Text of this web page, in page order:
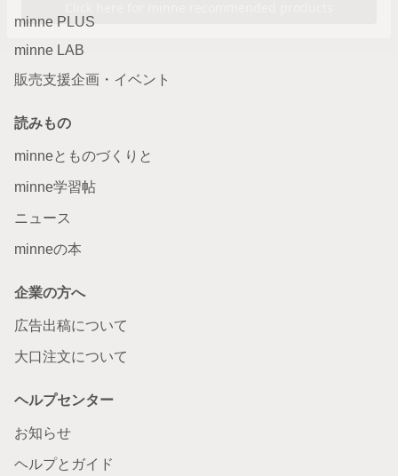
minne PLUS
minne LAB
販売支援企画・イベント
読みもの
minneとものづくりと
minne学習帖
ニュース
minneの本
企業の方へ
広告出稿について
大口注文について
ヘルプセンター
お知らせ
ヘルプとガイド